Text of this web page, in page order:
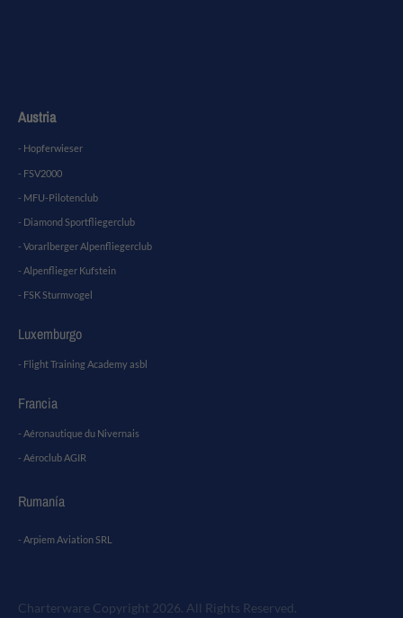
Austria
- Hopferwieser
- FSV2000
- MFU-Pilotenclub
- Diamond Sportfliegerclub
- Vorarlberger Alpenfliegerclub
- Alpenflieger Kufstein
- FSK Sturmvogel
Luxemburgo
- Flight Training Academy asbl
Francia
- Aéronautique du Nivernais
- Aéroclub AGIR
Rumanía
- Arpiem Aviation SRL
Charterware Copyright 2026. All Rights Reserved.